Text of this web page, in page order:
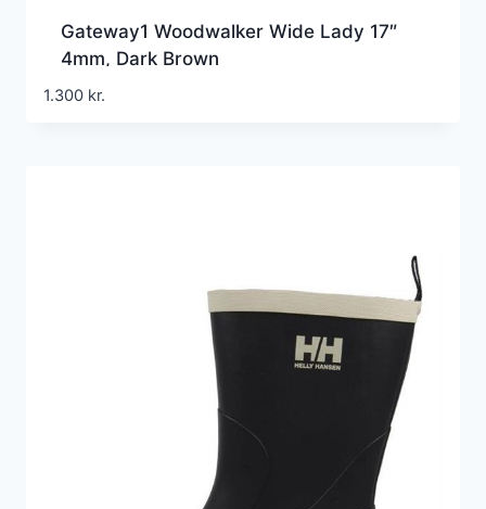
Gateway1 Woodwalker Wide Lady 17″
4mm, Dark Brown
1.300 kr.